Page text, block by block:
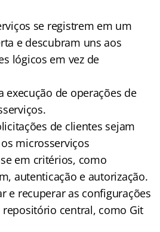
se registrem em um
e descubram uns aos
lógicos em vez de
execução de operações de
de clientes sejam
microsserviços
em critérios, como
autenticação e autorização.
e recuperar as configurações
central, como Git